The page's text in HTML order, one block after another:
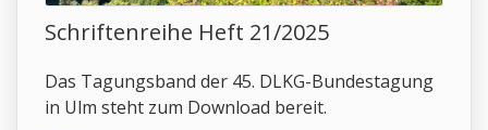
Schriftenreihe Heft 21/2025
Das Tagungsband der 45. DLKG-Bundestagung
in Ulm steht zum Download bereit.